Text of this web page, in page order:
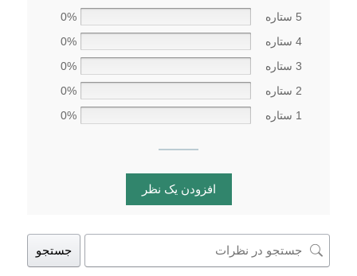
5 ستاره
0%
4 ستاره
0%
3 ستاره
0%
2 ستاره
0%
1 ستاره
0%
افزودن یک نظر
جستجو